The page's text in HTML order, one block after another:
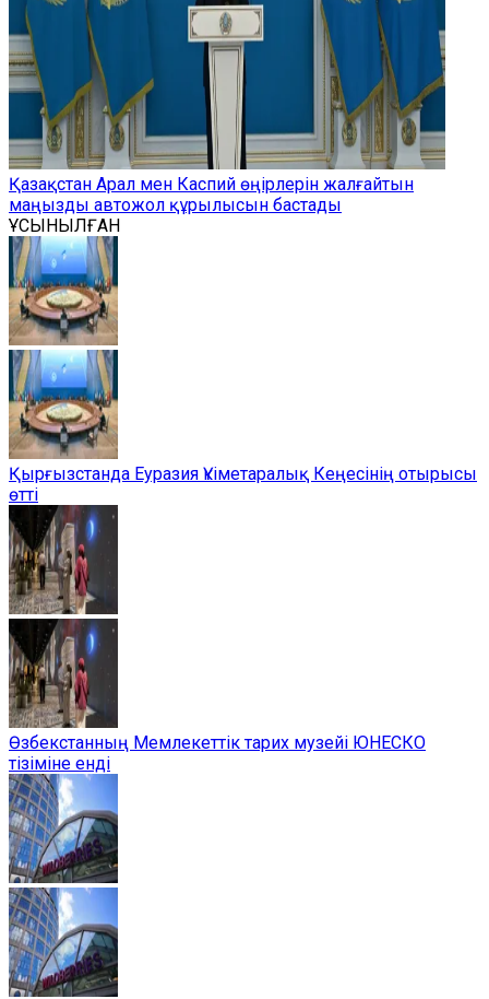
Қазақстан Арал мен Каспий өңірлерін жалғайтын
маңызды автожол құрылысын бастады
ҰСЫНЫЛҒАН
Қырғызстанда Еуразия Үкіметаралық Кеңесінің отырысы
өтті
Өзбекстанның Мемлекеттік тарих музейі ЮНЕСКО
тізіміне енді